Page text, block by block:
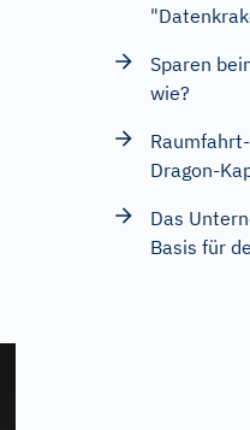
Sparen
wie?
Dragon-
Das
Basis für